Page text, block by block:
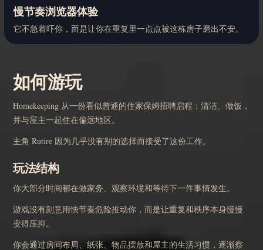
慢节奏浏览器体验
它不急着吓你，而是让你在重复里一点点被这栋房子磨出不安。
如何游玩
Homekeeping 从一份看似普通的住家保姆招聘启程：清洁、做饭，
并与屋主一起住在偏远地区。
主角 Rutire 因为几乎没有别的选择而接受了这份工作。
玩法结构
你大部分时间都在做家务、观察环境和等待下一件事情发生。
游戏没有刻意用快节奏危险推动你，而是让重复和秩序本身慢慢
变得压抑。
你会通过房间布局、纸张、物品摆放和屋主的生活习惯，逐渐察